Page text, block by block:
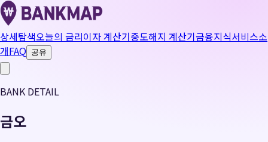
상세탐색오늘의 금리이자 계산기중도해지 계산기금융지식서비스소
개FAQ 공유
BANK DETAIL
금오